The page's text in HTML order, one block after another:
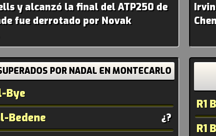
y alcanzó la final del ATP250 de
fue derrotado por Novak
POR NADAL EN MONTECARLO
Bye
Bedene
¿?
R1
R1